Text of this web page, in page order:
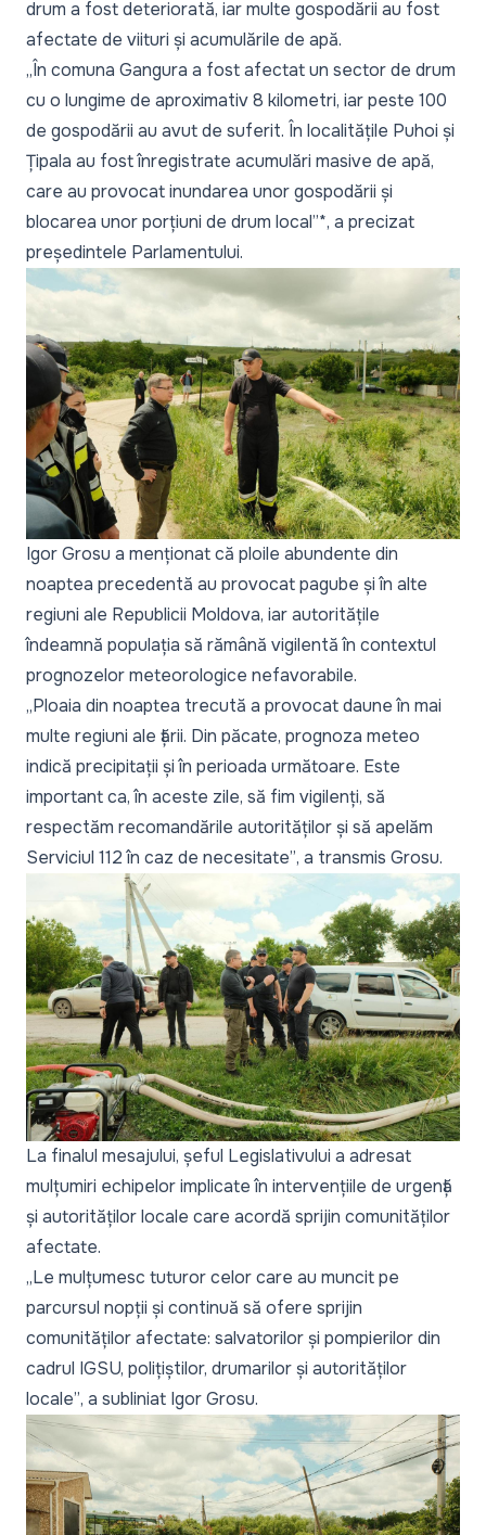
drum a fost deteriorată, iar multe gospodării au fost
afectate de viituri și acumulările de apă.
„În comuna Gangura a fost afectat un sector de drum
cu o lungime de aproximativ 8 kilometri, iar peste 100
de gospodării au avut de suferit. În localitățile Puhoi și
Țipala au fost înregistrate acumulări masive de apă,
care au provocat inundarea unor gospodării și
blocarea unor porțiuni de drum local”*, a precizat
președintele Parlamentului.
Igor Grosu a menționat că ploile abundente din
noaptea precedentă au provocat pagube și în alte
regiuni ale Republicii Moldova, iar autoritățile
îndeamnă populația să rămână vigilentă în contextul
prognozelor meteorologice nefavorabile.
„Ploaia din noaptea trecută a provocat daune în mai
multe regiuni ale țării. Din păcate, prognoza meteo
indică precipitații și în perioada următoare. Este
important ca, în aceste zile, să fim vigilenți, să
respectăm recomandările autorităților și să apelăm
Serviciul 112 în caz de necesitate”, a transmis Grosu.
La finalul mesajului, șeful Legislativului a adresat
mulțumiri echipelor implicate în intervențiile de urgență
și autorităților locale care acordă sprijin comunităților
afectate.
„Le mulțumesc tuturor celor care au muncit pe
parcursul nopții și continuă să ofere sprijin
comunităților afectate: salvatorilor și pompierilor din
cadrul IGSU, polițiștilor, drumarilor și autorităților
locale”, a subliniat Igor Grosu.